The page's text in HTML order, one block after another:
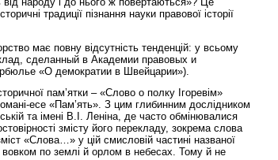
традиції пізнання науки правової історії
має повну відсутність тенденцій: у всьому
сделанный в Академии правовых и
«О демократии в Швейцарии»).
пам’ятки – «Слово о полку Ігоревім»
есе «Пам’ять». З цим глибинним дослідником
та імені В.І. Леніна, де часто обмінювалися
змісту його перекладу, зокрема слова
«Слова…» у цій смисловій частині названої
вовком по землі й орлом в небесах. Тому й не